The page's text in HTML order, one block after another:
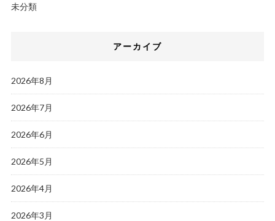
未分類
アーカイブ
2026年8月
2026年7月
2026年6月
2026年5月
2026年4月
2026年3月